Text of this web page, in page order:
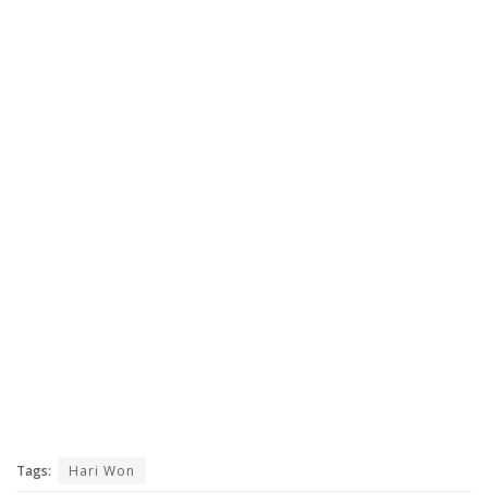
Tags: Hari Won